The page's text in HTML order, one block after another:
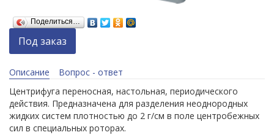
Поделиться…
Под заказ
Описание
Вопрос - ответ
Центрифуга переносная, настольная, периодического
действия. Предназначена для разделения неоднородных
жидких систем плотностью до 2 г/см в поле центробежных
сил в специальных роторах.